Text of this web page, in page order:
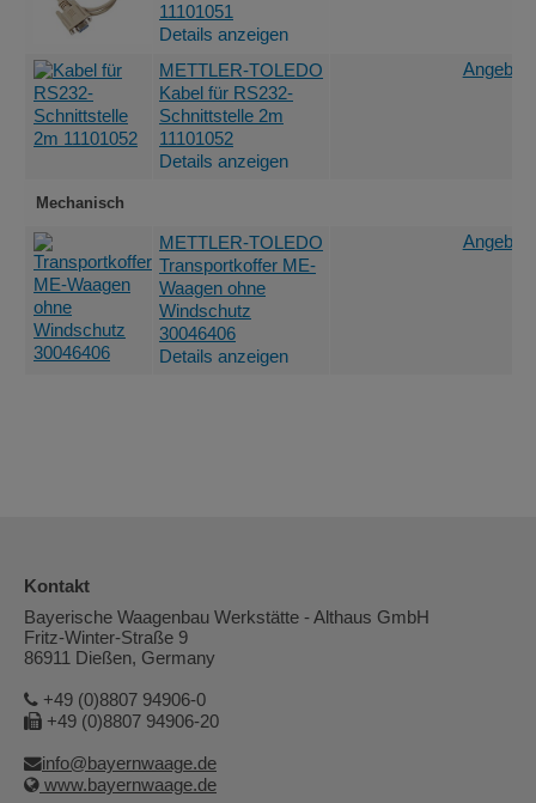
11101051
Details anzeigen
METTLER-TOLEDO
Kabel für RS232-
Schnittstelle 2m
11101052
Details anzeigen
Angebot
Mechanisch
METTLER-TOLEDO
Transportkoffer ME-
Waagen ohne
Windschutz
30046406
Details anzeigen
Angebot
Kontakt
Bayerische Waagenbau Werkstätte - Althaus GmbH
Fritz-Winter-Straße 9
86911 Dießen, Germany
+49 (0)8807 94906-0
+49 (0)8807 94906-20
info@bayernwaage.de
www.bayernwaage.de